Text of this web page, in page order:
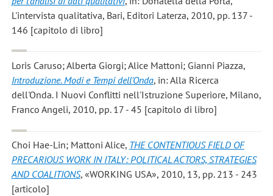
L'intervista qualitativa, Bari, Editori Laterza, 2010, pp. 137 -
146 [capitolo di libro]
Loris Caruso; Alberta Giorgi; Alice Mattoni; Gianni Piazza,
Introduzione. Modi e Tempi dell'Onda, in: Alla Ricerca
dell'Onda. I Nuovi Conflitti nell'Istruzione Superiore, Milano,
Franco Angeli, 2010, pp. 17 - 45 [capitolo di libro]
Choi Hae-Lin; Mattoni Alice, THE CONTENTIOUS FIELD OF
PRECARIOUS WORK IN ITALY: POLITICAL ACTORS, STRATEGIES
AND COALITIONS, «WORKING USA», 2010, 13, pp. 213 - 243
[articolo]